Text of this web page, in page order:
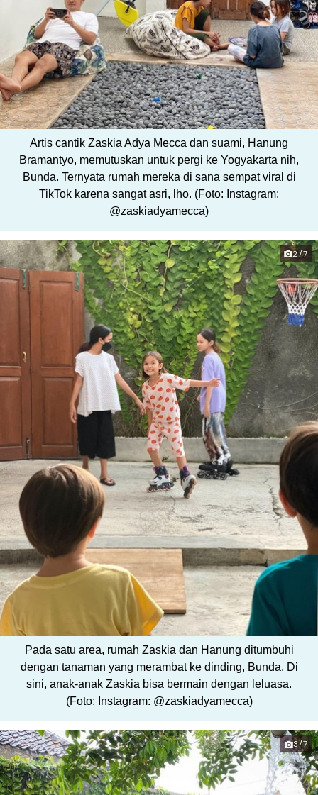
Artis cantik Zaskia Adya Mecca dan suami, Hanung
Bramantyo, memutuskan untuk pergi ke Yogyakarta nih,
Bunda. Ternyata rumah mereka di sana sempat viral di
TikTok karena sangat asri, lho. (Foto: Instagram:
@zaskiadyamecca)
2/7
Pada satu area, rumah Zaskia dan Hanung ditumbuhi
dengan tanaman yang merambat ke dinding, Bunda. Di
sini, anak-anak Zaskia bisa bermain dengan leluasa.
(Foto: Instagram: @zaskiadyamecca)
3/7